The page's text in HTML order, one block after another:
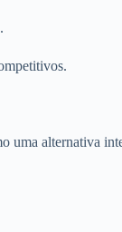
uma alternativa